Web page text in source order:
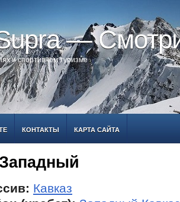
—
и спортивном туризме
КОНТАКТЫ КАРТА САЙТА
Кавказ